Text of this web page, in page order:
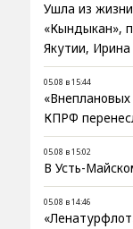
Ушла из
«Кындыкан»,
Якутии,
05.08 в 15:44
КПРФ
05.08 в 15:02
В Усть-
05.08 в 14:46